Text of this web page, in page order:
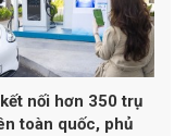
nối hơn 350 trụ
toàn quốc, phủ